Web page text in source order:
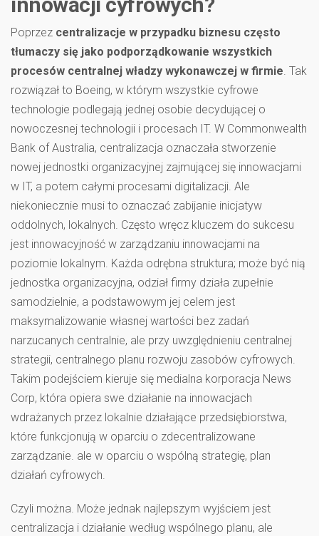
Poprzez centralizacje w przypadku biznesu często
tłumaczy się jako podporządkowanie wszystkich
procesów centralnej władzy wykonawczej w firmie . Tak
rozwiązał to Boeing, w którym wszystkie cyfrowe
technologie podlegają jednej osobie decydującej o
nowoczesnej technologii i procesach IT. W Commonwealth
Bank of Australia, centralizacja oznaczała stworzenie
nowej jednostki organizacyjnej zajmującej się innowacjami
w IT, a potem całymi procesami digitalizacji. Ale
niekoniecznie musi to oznaczać zabijanie inicjatyw
oddolnych, lokalnych. Często wręcz kluczem do sukcesu
jest innowacyjność w zarządzaniu innowacjami na
poziomie lokalnym. Każda odrębna struktura; może być nią
jednostka organizacyjna, odział firmy działa zupełnie
samodzielnie, a podstawowym jej celem jest
maksymalizowanie własnej wartości bez zadań
narzucanych centralnie, ale przy uwzględnieniu centralnej
strategii, centralnego planu rozwoju zasobów cyfrowych.
Takim podejściem kieruje się medialna korporacja News
Corp, która opiera swe działanie na innowacjach
wdrażanych przez lokalnie działające przedsiębiorstwa,
które funkcjonują w oparciu o zdecentralizowane
zarządzanie. ale w oparciu o wspólną strategię, plan
działań cyfrowych.
Czyli można. Może jednak najlepszym wyjściem jest
centralizacja i działanie według wspólnego planu, ale